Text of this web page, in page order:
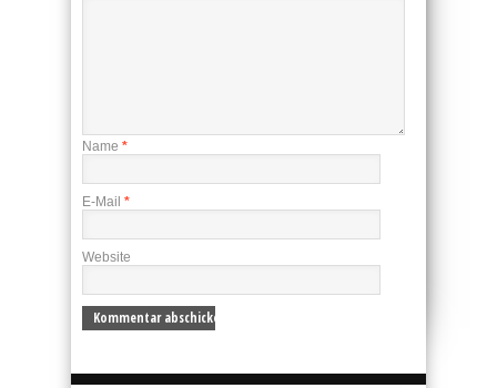
Name *
E-Mail *
Website